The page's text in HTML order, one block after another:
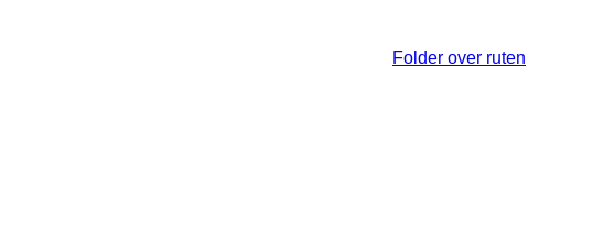
Folder over ruten